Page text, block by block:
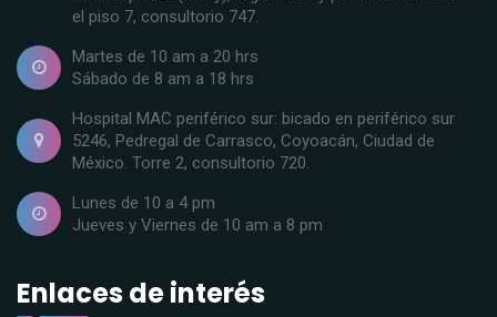
el piso 7, consultorio 747.
Martes de 10 am a 20 hrs
Sábado de 8 am a 18 hrs
Hospital MAC periférico sur: bicado en periférico sur
5246, Pedregal de Carrasco, Coyoacán, Ciudad de
México. Torre 2, consultorio 720.
Lunes de 10 a 4 pm
Jueves y Viernes de 10 am a 8 pm
Enlaces de interés